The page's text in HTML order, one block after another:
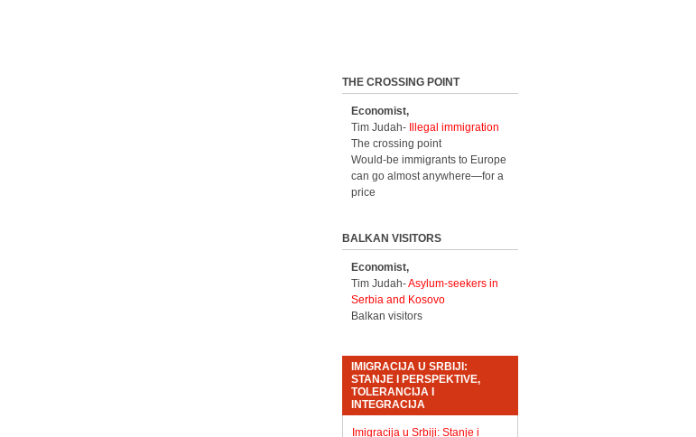
THE CROSSING POINT
Economist,
Tim Judah-
Illegal immigration
The crossing point
Would-be immigrants to Europe
can go almost anywhere—for a
price
BALKAN VISITORS
Economist,
Tim Judah-Asylum-seekers in
Serbia and Kosovo
Balkan visitors
IMIGRACIJA U SRBIJI:
STANJE I PERSPEKTIVE,
TOLERANCIJA I
INTEGRACIJA
Imigracija u Srbiji: Stanje i